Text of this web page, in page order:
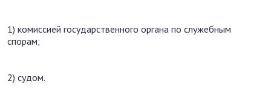
1) комиссией государственного органа по служебным
спорам;
2) судом.